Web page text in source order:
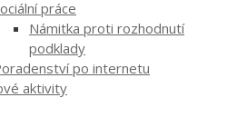
práce
Námitka proti rozhodnutí
podklady
po internetu
aktivity